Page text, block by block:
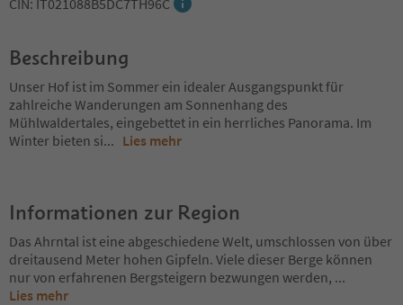
Beschreibung
Unser Hof ist im Sommer ein idealer Ausgangspunkt für
zahlreiche Wanderungen am Sonnenhang des
Mühlwaldertales, eingebettet in ein herrliches Panorama. Im
Winter bieten si... Lies mehr
Informationen zur Region
Das Ahrntal ist eine abgeschiedene Welt, umschlossen von über
dreitausend Meter hohen Gipfeln. Viele dieser Berge können
nur von erfahrenen Bergsteigern bezwungen werden, ...
Lies mehr